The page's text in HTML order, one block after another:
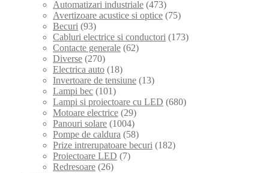
Automatizari industriale (473)
Avertizoare acustice si optice (75)
Becuri (93)
Cabluri electrice si conductori (173)
Contacte generale (62)
Diverse (270)
Electrica auto (18)
Invertoare de tensiune (13)
Lampi bec (101)
Lampi si proiectoare cu LED (680)
Motoare electrice (29)
Panouri solare (1004)
Pompe de caldura (58)
Prize intrerupatoare becuri (182)
Proiectoare LED (7)
Redresoare (26)